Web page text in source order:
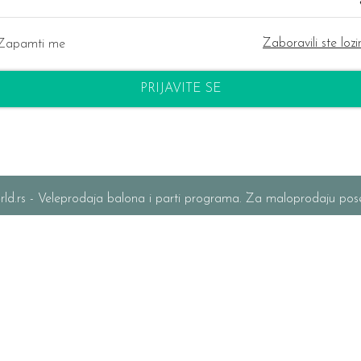
me Zaboravili ste
PRIJAVITE SE
- Veleprodaja balona i parti programa. Za maloprodaju